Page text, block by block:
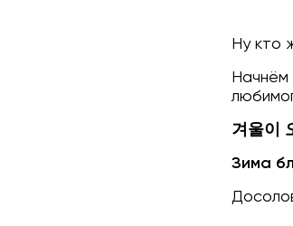
Ну кто
Начнём
겨울이
Зима